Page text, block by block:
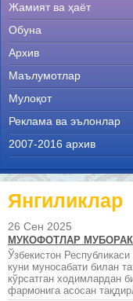
Жамият ва ҳаёт
Обуна
Архив
Маълумотлар
Мулоқот
Реклама ва эълонлар
2007-2016 архив
Янгиликлар
26 Сен 2025
МУКОФОТЛАР
Ўзбекистон
куни муносабати билан
кўрсатган ходимлардан
фармонига асосан